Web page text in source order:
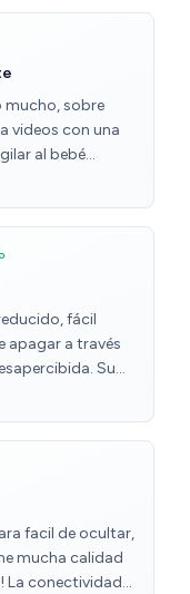
mucho, sobre
videos con una
al bebé
sea de noche, se
para vigilar a
casa y el
Puedes ver
en tiempo
para
a
para
fácil
apagar a través
Su
6 horas.
movimiento,
de vigilancia
tendremos
Incluye
y manual de
Garantía de por
facil de ocultar,
mucha calidad
La conectividad